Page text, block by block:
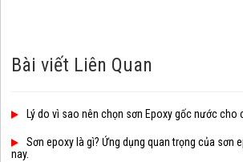
Bài viết Liên Quan
Lý do vì sao nên chọn sơn Epoxy gốc nước cho
Sơn epoxy là gì? Ứng dụng quan trọng của sơn
nay.